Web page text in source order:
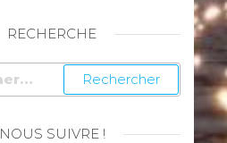
RECHERCHE
NOUS SUIVRE !